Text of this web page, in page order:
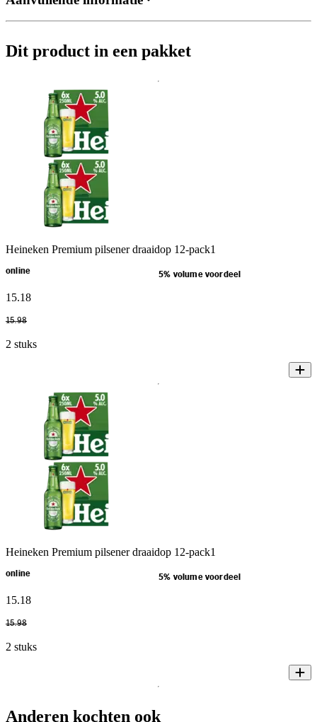
Dit product in een pakket
Heineken Premium pilsener draaidop 12-pack1
online 5% volume voordeel
15.18
15.98
2 stuks
Heineken Premium pilsener draaidop 12-pack1
online 5% volume voordeel
15.18
15.98
2 stuks
Anderen kochten ook